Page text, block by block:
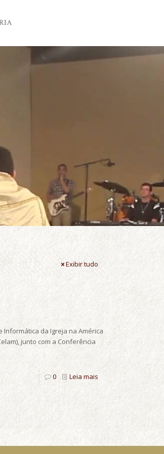
Exibir tudo
Informática da Igreja na América
junto com a Conferência
0 Leia mais